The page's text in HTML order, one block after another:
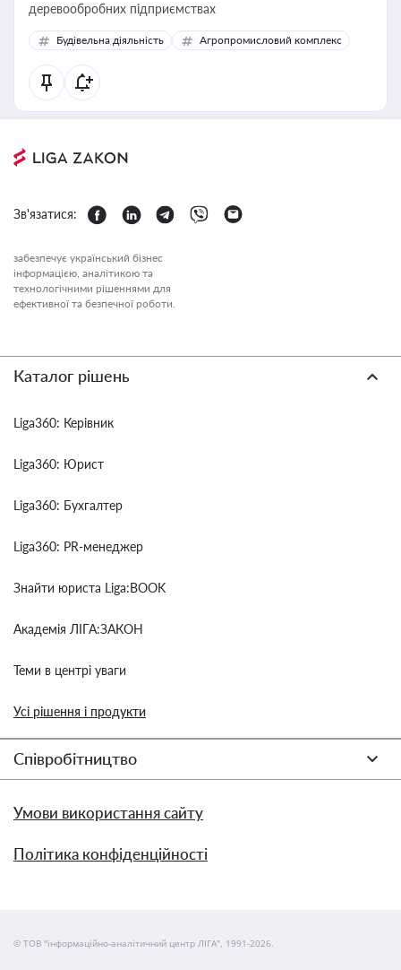
деревообробних підприємствах
Будівельна діяльність Агропромисловий комплекс
Зв'язатися:
забезпечує український бізнес
інформацією, аналітикою та
технологічними рішеннями для
ефективної та безпечної роботи.
Каталог рішень
Liga360: Керівник
Liga360: Юрист
Liga360: Бухгалтер
Liga360: PR-менеджер
Знайти юриста Liga:BOOK
Академія ЛІГА:ЗАКОН
Теми в центрі уваги
Усі рішення і продукти
Співробітництво
Умови використання сайту
Політика конфіденційності
© ТОВ "інформаційно-аналітичний центр ЛІГА", 1991-2026.